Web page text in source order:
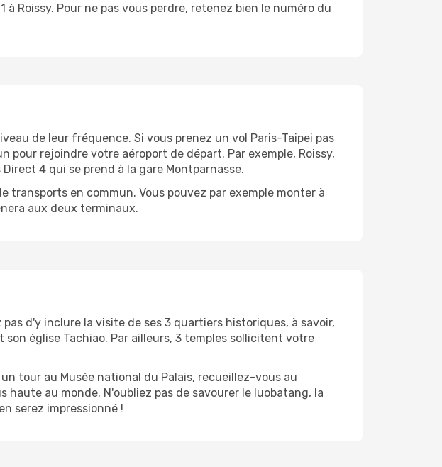
Roissy. Pour ne pas vous perdre, retenez bien le numéro du
de leur fréquence. Si vous prenez un vol Paris-Taipei pas
rejoindre votre aéroport de départ. Par exemple, Roissy,
4 qui se prend à la gare Montparnasse.
transports en commun. Vous pouvez par exemple monter à
aux deux terminaux.
d'y inclure la visite de ses 3 quartiers historiques, à savoir,
église Tachiao. Par ailleurs, 3 temples sollicitent votre
tour au Musée national du Palais, recueillez-vous au
haute au monde. N'oubliez pas de savourer le luobatang, la
serez impressionné !